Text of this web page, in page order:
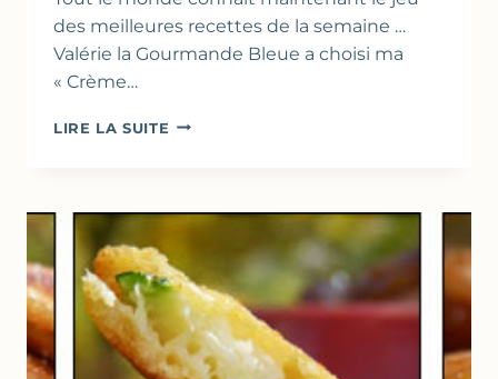
des meilleures recettes de la semaine …
Valérie la Gourmande Bleue a choisi ma
« Crème…
LIRE LA SUITE LA
ET
BEIGNETS
À
LA
FARINE
DE
POIS